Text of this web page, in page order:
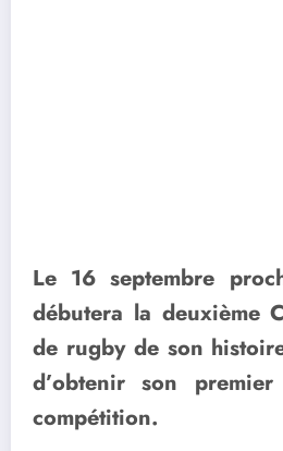
Le 16 septembre
débutera la deuxième
de rugby de son
d’obtenir son
compétition.